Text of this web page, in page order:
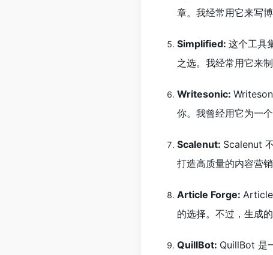
章。我经常用它来写
Simplified: 这个工具
之选。我经常用它来
Writesonic:
你。我曾经用它为一
Scalenut: Scalenut
打造高质量的内容营
Article Forge: Article
的选择。不过，生成
QuillBot: QuillBot 是